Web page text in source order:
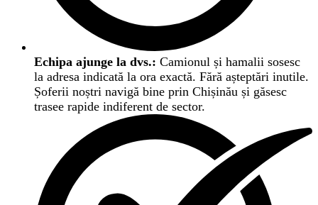
Echipa ajunge la dvs.: Camionul și hamalii sosesc
la adresa indicată la ora exactă. Fără așteptări inutile.
Șoferii noștri navigă bine prin Chișinău și găsesc
trasee rapide indiferent de sector.